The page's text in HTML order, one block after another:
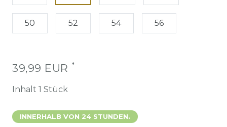
50 52 54 56
39,99 EUR *
Inhalt 1 Stück
INNERHALB VON 24 STUNDEN.